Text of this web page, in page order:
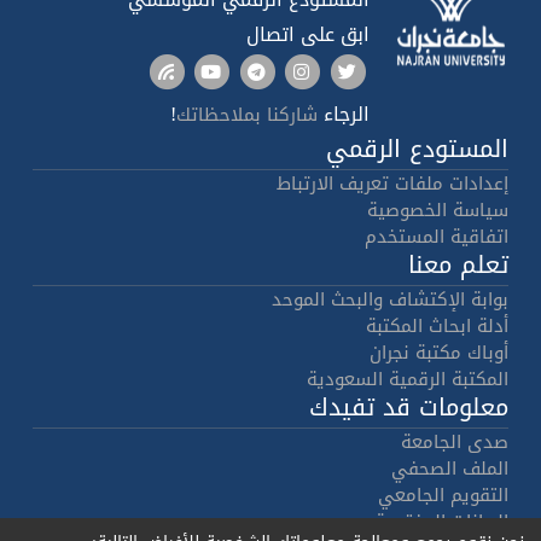
ابق على اتصال
الرجاء شاركنا بملاحظاتك!
المستودع الرقمي
إعدادات ملفات تعريف الارتباط
سياسة الخصوصية
اتفاقية المستخدم
تعلم معنا
بوابة الإكتشاف والبحث الموحد
أدلة ابحاث المكتبة
أوباك مكتبة نجران
المكتبة الرقمية السعودية
معلومات قد تفيدك
صدى الجامعة
الملف الصحفي
التقويم الجامعي
البيانات المفتوحة